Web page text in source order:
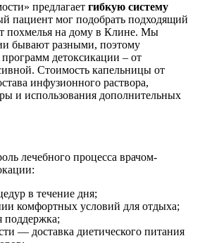
предлагает гибкую систему
пациент мог подобрать подходящий
похмелья на дому в Клине. Мы
бывают разными, поэтому
программ детоксикации – от
Стоимость капельницы от
инфузионного раствора,
и использования дополнительных
лечебного процесса врачом-
в течение дня;
комфортных условий для отдыха;
поддержка;
— доставка диетического питания